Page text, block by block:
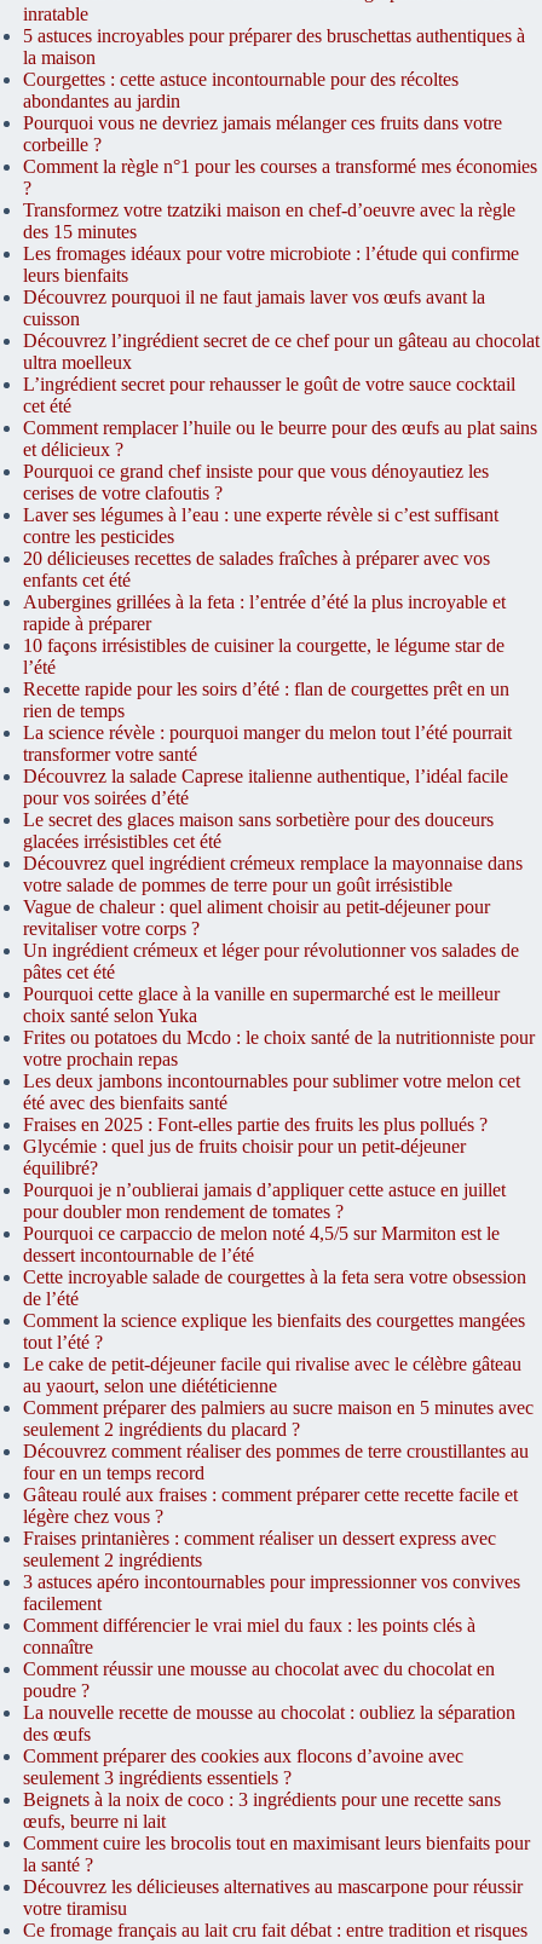
inratable
5 astuces incroyables pour préparer des bruschettas authentiques à
la maison
Courgettes : cette astuce incontournable pour des récoltes
abondantes au jardin
Pourquoi vous ne devriez jamais mélanger ces fruits dans votre
corbeille ?
Comment la règle n°1 pour les courses a transformé mes économies
?
Transformez votre tzatziki maison en chef-d’oeuvre avec la règle
des 15 minutes
Les fromages idéaux pour votre microbiote : l’étude qui confirme
leurs bienfaits
Découvrez pourquoi il ne faut jamais laver vos œufs avant la
cuisson
Découvrez l’ingrédient secret de ce chef pour un gâteau au chocolat
ultra moelleux
L’ingrédient secret pour rehausser le goût de votre sauce cocktail
cet été
Comment remplacer l’huile ou le beurre pour des œufs au plat sains
et délicieux ?
Pourquoi ce grand chef insiste pour que vous dénoyautiez les
cerises de votre clafoutis ?
Laver ses légumes à l’eau : une experte révèle si c’est suffisant
contre les pesticides
20 délicieuses recettes de salades fraîches à préparer avec vos
enfants cet été
Aubergines grillées à la feta : l’entrée d’été la plus incroyable et
rapide à préparer
10 façons irrésistibles de cuisiner la courgette, le légume star de
l’été
Recette rapide pour les soirs d’été : flan de courgettes prêt en un
rien de temps
La science révèle : pourquoi manger du melon tout l’été pourrait
transformer votre santé
Découvrez la salade Caprese italienne authentique, l’idéal facile
pour vos soirées d’été
Le secret des glaces maison sans sorbetière pour des douceurs
glacées irrésistibles cet été
Découvrez quel ingrédient crémeux remplace la mayonnaise dans
votre salade de pommes de terre pour un goût irrésistible
Vague de chaleur : quel aliment choisir au petit-déjeuner pour
revitaliser votre corps ?
Un ingrédient crémeux et léger pour révolutionner vos salades de
pâtes cet été
Pourquoi cette glace à la vanille en supermarché est le meilleur
choix santé selon Yuka
Frites ou potatoes du Mcdo : le choix santé de la nutritionniste pour
votre prochain repas
Les deux jambons incontournables pour sublimer votre melon cet
été avec des bienfaits santé
Fraises en 2025 : Font-elles partie des fruits les plus pollués ?
Glycémie : quel jus de fruits choisir pour un petit-déjeuner
équilibré?
Pourquoi je n’oublierai jamais d’appliquer cette astuce en juillet
pour doubler mon rendement de tomates ?
Pourquoi ce carpaccio de melon noté 4,5/5 sur Marmiton est le
dessert incontournable de l’été
Cette incroyable salade de courgettes à la feta sera votre obsession
de l’été
Comment la science explique les bienfaits des courgettes mangées
tout l’été ?
Le cake de petit-déjeuner facile qui rivalise avec le célèbre gâteau
au yaourt, selon une diététicienne
Comment préparer des palmiers au sucre maison en 5 minutes avec
seulement 2 ingrédients du placard ?
Découvrez comment réaliser des pommes de terre croustillantes au
four en un temps record
Gâteau roulé aux fraises : comment préparer cette recette facile et
légère chez vous ?
Fraises printanières : comment réaliser un dessert express avec
seulement 2 ingrédients
3 astuces apéro incontournables pour impressionner vos convives
facilement
Comment différencier le vrai miel du faux : les points clés à
connaître
Comment réussir une mousse au chocolat avec du chocolat en
poudre ?
La nouvelle recette de mousse au chocolat : oubliez la séparation
des œufs
Comment préparer des cookies aux flocons d’avoine avec
seulement 3 ingrédients essentiels ?
Beignets à la noix de coco : 3 ingrédients pour une recette sans
œufs, beurre ni lait
Comment cuire les brocolis tout en maximisant leurs bienfaits pour
la santé ?
Découvrez les délicieuses alternatives au mascarpone pour réussir
votre tiramisu
Ce fromage français au lait cru fait débat : entre tradition et risques